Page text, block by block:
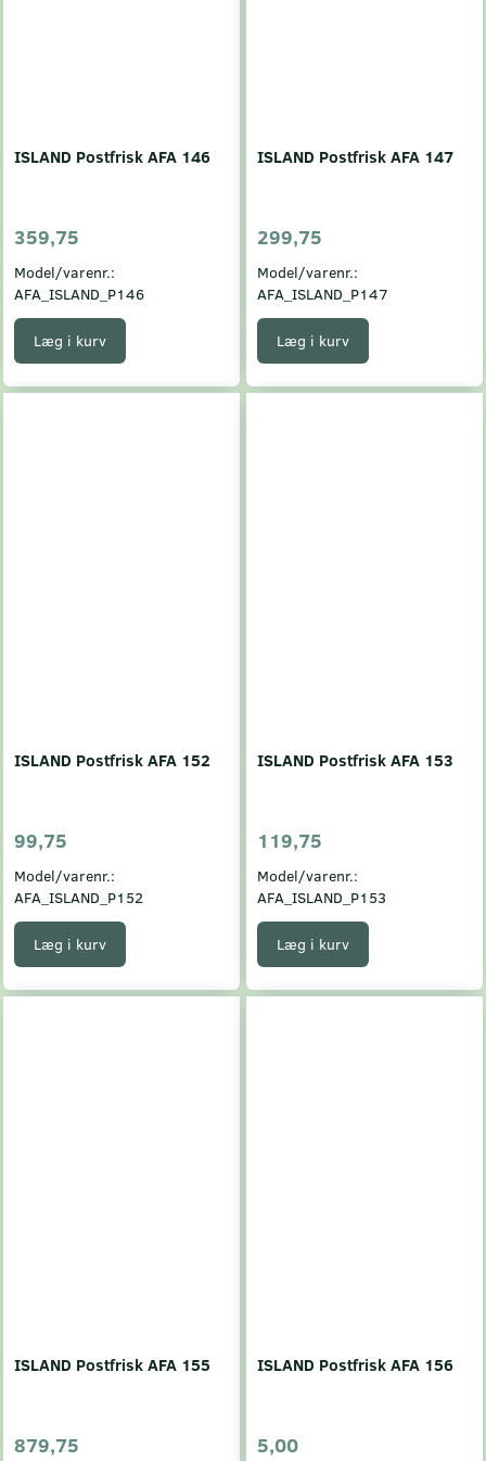
ISLAND Postfrisk AFA 146
359,75
Model/varenr.:
AFA_ISLAND_P146
Læg i kurv
ISLAND Postfrisk AFA 147
299,75
Model/varenr.:
AFA_ISLAND_P147
Læg i kurv
ISLAND Postfrisk AFA 152
99,75
Model/varenr.:
AFA_ISLAND_P152
Læg i kurv
ISLAND Postfrisk AFA 153
119,75
Model/varenr.:
AFA_ISLAND_P153
Læg i kurv
ISLAND Postfrisk AFA 155
879,75
ISLAND Postfrisk AFA 156
5,00